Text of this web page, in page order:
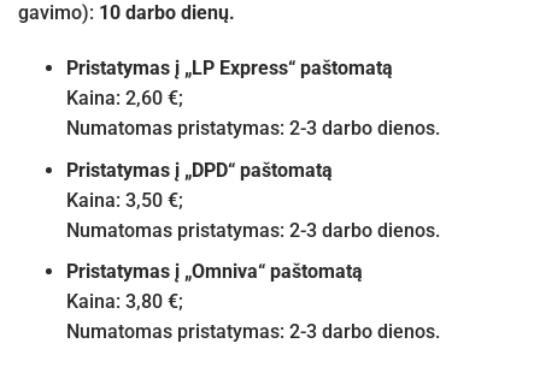
gavimo): 10 darbo dienų.
Pristatymas į „LP Express“ paštomatą
Kaina: 2,60 €;
Numatomas pristatymas: 2-3 darbo dienos.
Pristatymas į „DPD“ paštomatą
Kaina: 3,50 €;
Numatomas pristatymas: 2-3 darbo dienos.
Pristatymas į „Omniva“ paštomatą
Kaina: 3,80 €;
Numatomas pristatymas: 2-3 darbo dienos.